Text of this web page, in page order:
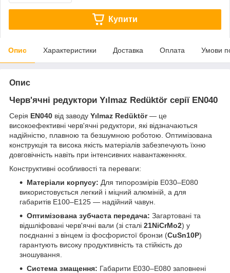
Купити
Опис Характеристики Доставка Оплата Умови
Опис
Черв'ячні редуктори Yılmaz Redüktör серії EN040
Серія EN040 від заводу Yılmaz Redüktör— це
високоефективні черв'ячні редуктори, які відзначаються
надійністю, плавною та безшумною роботою. Оптимізована
конструкція та висока якість матеріалів забезпечують їхню
довговічність навіть при інтенсивних навантаженнях.
Конструктивні особливості та переваги:
Матеріали корпусу: Для типорозмірів E030–E080
використовується легкий і міцний алюміній, а для
габаритів E100–E125 — надійний чавун.
Оптимізована зубчаста передача: Загартовані та
відшліфовані черв'ячні вали (зі сталі 21NiCrMo2) у
поєднанні з вінцем із фосфористої бронзи (CuSn10P)
гарантують високу продуктивність та стійкість до
зношування.
Система змащення: Габарити E030–E080 заповнені